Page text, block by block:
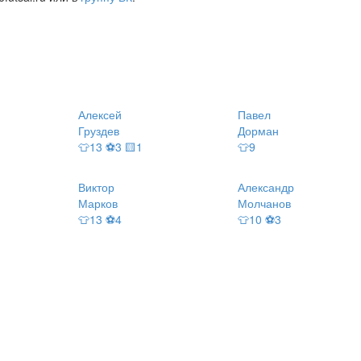
Алексей
Груздев
👕13 ⚽3 🟨1
Павел
Дорман
👕9
Виктор
Марков
👕13 ⚽4
Александр
Молчанов
👕10 ⚽3